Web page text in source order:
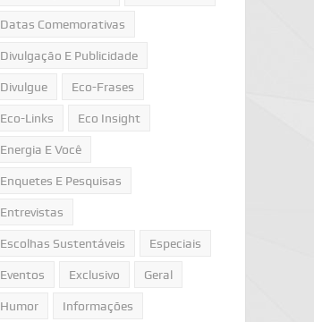
Datas Comemorativas
Divulgação E Publicidade
Divulgue Eco-Frases
Eco-Links Eco Insight
Energia E Você
Enquetes E Pesquisas
Entrevistas
Escolhas Sustentáveis Especiais
Eventos Exclusivo Geral
Humor Informações